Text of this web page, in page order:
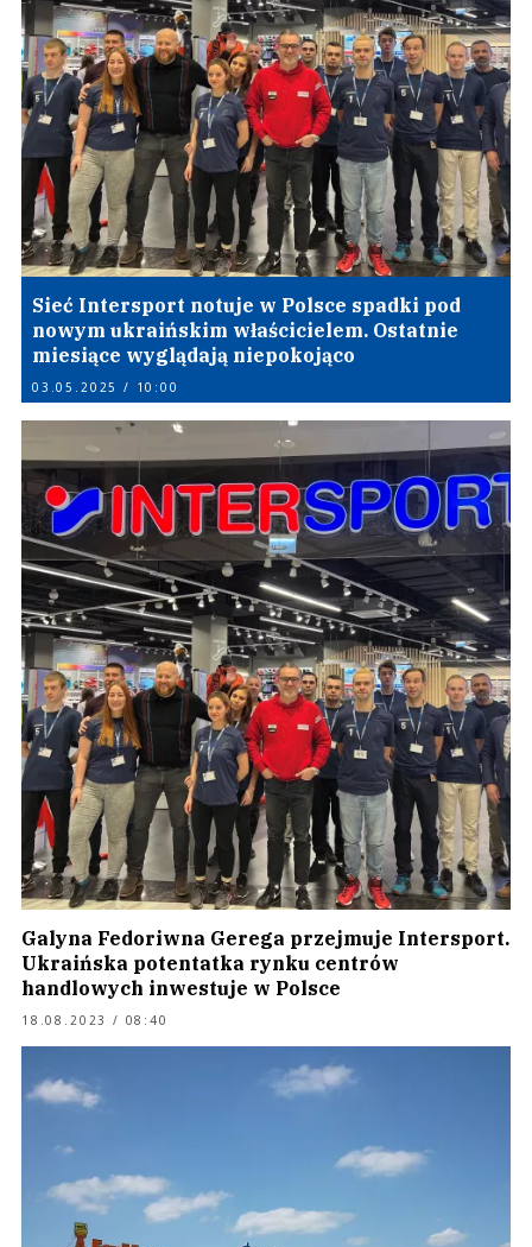
Sieć Intersport notuje w Polsce spadki pod
nowym ukraińskim właścicielem. Ostatnie
miesiące wyglądają niepokojąco
03.05.2025 / 10:00
Galyna Fedoriwna Gerega przejmuje Intersport.
Ukraińska potentatka rynku centrów
handlowych inwestuje w Polsce
18.08.2023 / 08:40